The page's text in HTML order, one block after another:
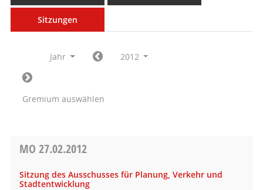
Sitzungen
Jahr 2012
Gremium auswählen
MO 27.02.2012
Sitzung des Ausschusses für Planung, Verkehr und
Stadtentwicklung